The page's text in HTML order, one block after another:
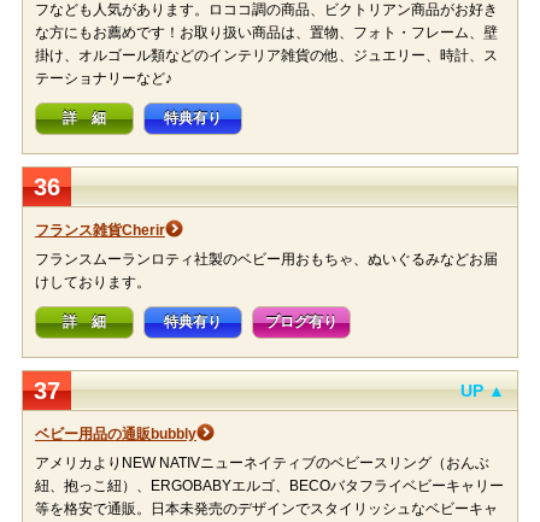
フなども人気があります。ロココ調の商品、ビクトリアン商品がお好き
な方にもお薦めです！お取り扱い商品は、置物、フォト・フレーム、壁
掛け、オルゴール類などのインテリア雑貨の他、ジュエリー、時計、ス
テーショナリーなど♪
詳 細 特典有り
36
フランス雑貨Cherir
フランスムーランロティ社製のベビー用おもちゃ、ぬいぐるみなどお届
けしております。
詳 細 特典有り ブログ有り
37 UP ▲
ベビー用品の通販bubbly
アメリカよりNEW NATIVニューネイティブのベビースリング（おんぶ
紐、抱っこ紐）、ERGOBABYエルゴ、BECOバタフライベビーキャリー
等を格安で通販。日本未発売のデザインでスタイリッシュなベビーキャ